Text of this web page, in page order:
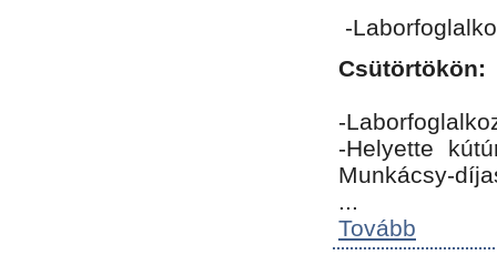
-
Csütörtökön:
-
-Helyette
Munkácsy-
...
Tovább